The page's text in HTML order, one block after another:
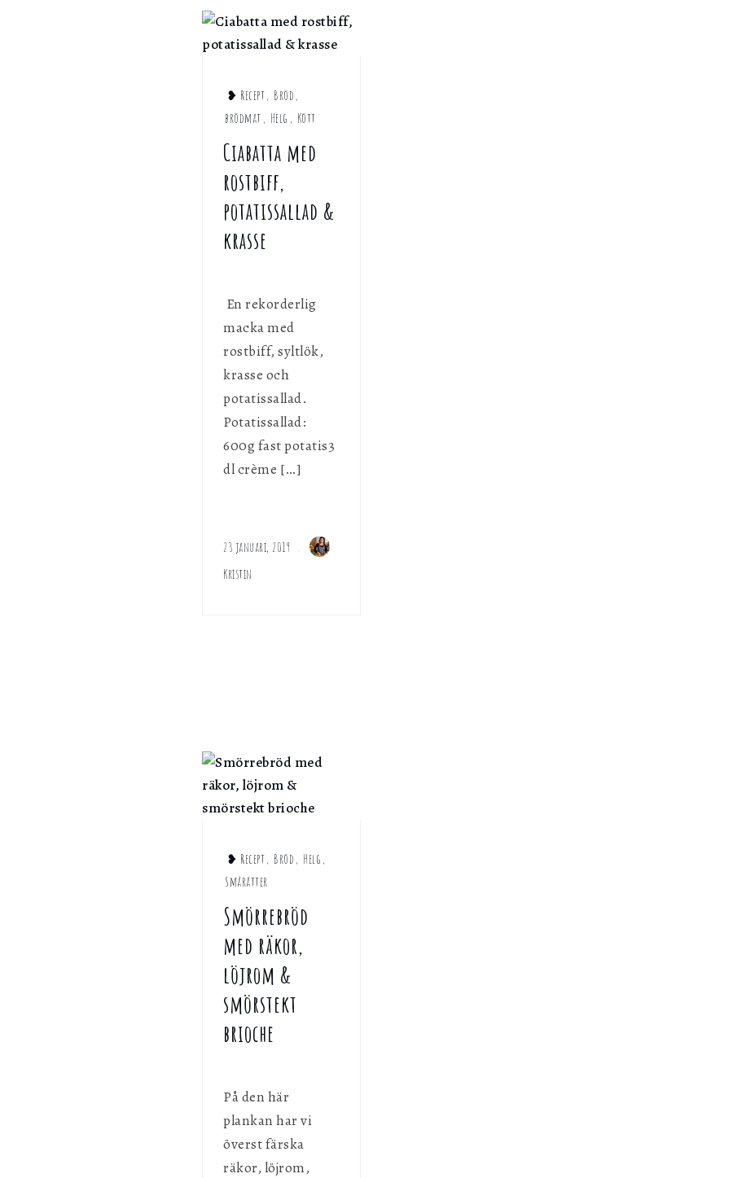
❥ Recept, Bröd ,
brödmat , Helg , Kött
Ciabatta med
rostbiff,
potatissallad &
krasse
En rekorderlig
macka med
rostbiff, syltlök,
krasse och
potatissallad.
Potatissallad:
600g fast potatis3
dl crème […]
23 januari, 2019
Kristin
❥ Recept, Bröd , Helg ,
Smårätter
Smörrebröd
med räkor,
löjrom &
smörstekt
brioche
På den här
plankan har vi
överst färska
räkor, löjrom,